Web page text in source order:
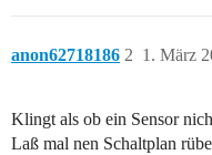
anon62718186 1. März
2
Klingt als ob ein Sensor
Laß mal nen Schaltplan